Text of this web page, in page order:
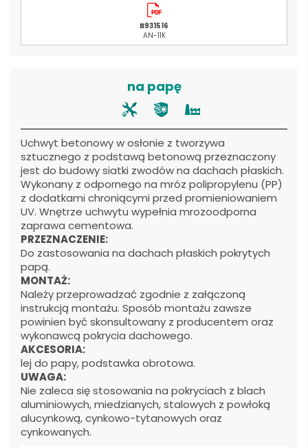
B931516
AN-11K
na papę
Uchwyt betonowy w osłonie z tworzywa
sztucznego z podstawą betonową przeznaczony
jest do budowy siatki zwodów na dachach płaskich.
Wykonany z odpornego na mróz polipropylenu (PP)
z dodatkami chroniącymi przed promieniowaniem
UV. Wnętrze uchwytu wypełnia mrozoodporna
zaprawa cementowa.
PRZEZNACZENIE:
Do zastosowania na dachach płaskich pokrytych
papą.
MONTAŻ:
Należy przeprowadzać zgodnie z załączoną
instrukcją montażu. Sposób montażu zawsze
powinien być skonsultowany z producentem oraz
wykonawcą pokrycia dachowego.
AKCESORIA:
lej do papy, podstawka obrotowa.
UWAGA:
Nie zaleca się stosowania na pokryciach z blach
aluminiowych, miedzianych, stalowych z powłoką
alucynkową, cynkowo-tytanowych oraz
cynkowanych.